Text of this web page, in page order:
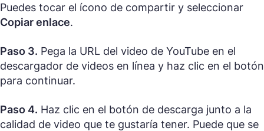
Puedes tocar el ícono de compartir y seleccionar
Copiar enlace.
Paso 3. Pega la URL del video de YouTube en el
descargador de videos en línea y haz clic en el botón
para continuar.
Paso 4. Haz clic en el botón de descarga junto a la
calidad de video que te gustaría tener. Puede que se